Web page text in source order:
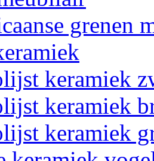
grenen
keramiek
keramiek
keramiek